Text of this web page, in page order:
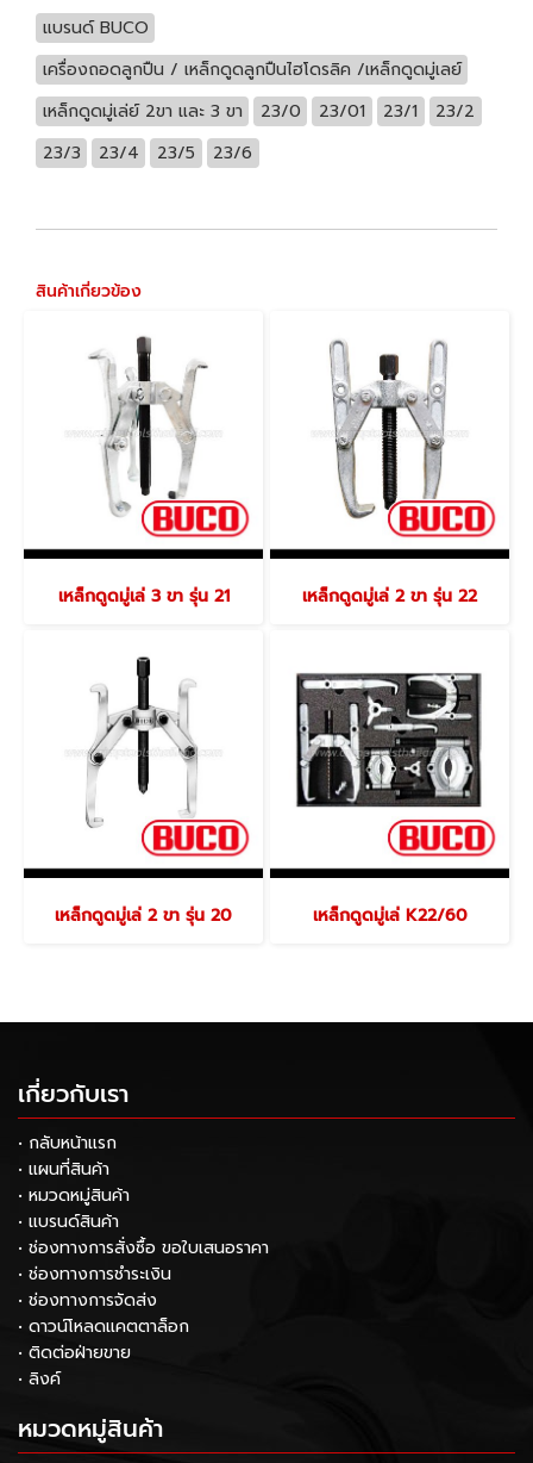
แบรนด์ BUCO
เครื่องถอดลูกปืน / เหล็กดูดลูกปืนไฮโดรลิค /เหล็กดูดมู่เลย์
เหล็กดูดมู่เล่ย์ 2ขา และ 3 ขา
23/0 23/01 23/1
23/2
23/3
23/4 23/5 23/6
สินค้าเกี่ยวข้อง
เหล็กดูดมู่เล่ 3 ขา รุ่น 21 เหล็กดูดมู่เล่ 2 ขา รุ่น 22
เหล็กดูดมู่เล่ 2 ขา รุ่น 20 เหล็กดูดมู่เล่ K22/60
เกี่ยวกับเรา
• กลับหน้าแรก
• แผนที่สินค้า
• หมวดหมู่สินค้า
• แบรนด์สินค้า
• ช่องทางการสั่งซื้อ ขอใบเสนอราคา
• ช่องทางการชำระเงิน
• ช่องทางการจัดส่ง
• ดาวน์โหลดแคตตาล็อก
• ติดต่อฝ่ายขาย
• ลิงค์
หมวดหมู่สินค้า